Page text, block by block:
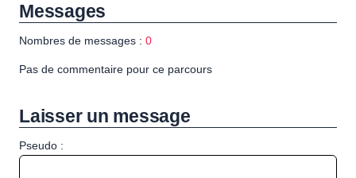
Messages
Nombres de messages : 0
Pas de commentaire pour ce parcours
Laisser un message
Pseudo :